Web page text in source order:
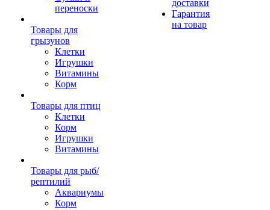
переноски
Товары для
грызунов
Клетки
Игрушки
Витамины
Корм
Товары для птиц
Клетки
Корм
Игрушки
Витамины
Товары для рыб/
рептилий
Аквариумы
Корм
доставки
Гарантия
на товар